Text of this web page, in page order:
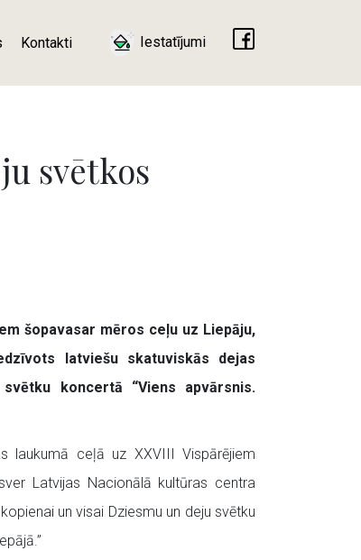
Kontakti Iestatījumi
svētkos
šopavasar mēros ceļu uz Liepāju,
latviešu skatuviskās dejas
koncertā “Viens apvārsnis.
laukumā ceļā uz XXVIII Vispārējiem
Latvijas Nacionālā kultūras centra
un visai Dziesmu un deju svētku